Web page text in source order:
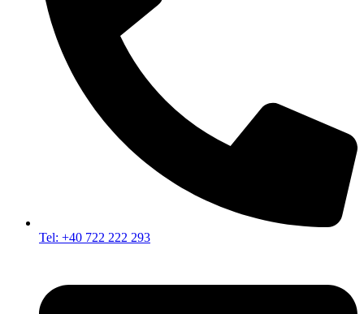
Tel: +40 722 222 293